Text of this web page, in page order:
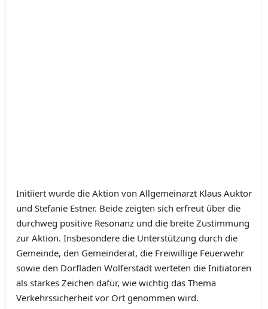
Initiiert wurde die Aktion von Allgemeinarzt Klaus Auktor
und Stefanie Estner. Beide zeigten sich erfreut über die
durchweg positive Resonanz und die breite Zustimmung
zur Aktion. Insbesondere die Unterstützung durch die
Gemeinde, den Gemeinderat, die Freiwillige Feuerwehr
sowie den Dorfladen Wolferstadt werteten die Initiatoren
als starkes Zeichen dafür, wie wichtig das Thema
Verkehrssicherheit vor Ort genommen wird.